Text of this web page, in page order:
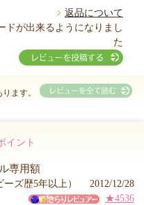
返品について
ドが出来るようになりまし
た
ます。
イント
専用額
ーズ歴5年以上） 2012/12/28
★4536